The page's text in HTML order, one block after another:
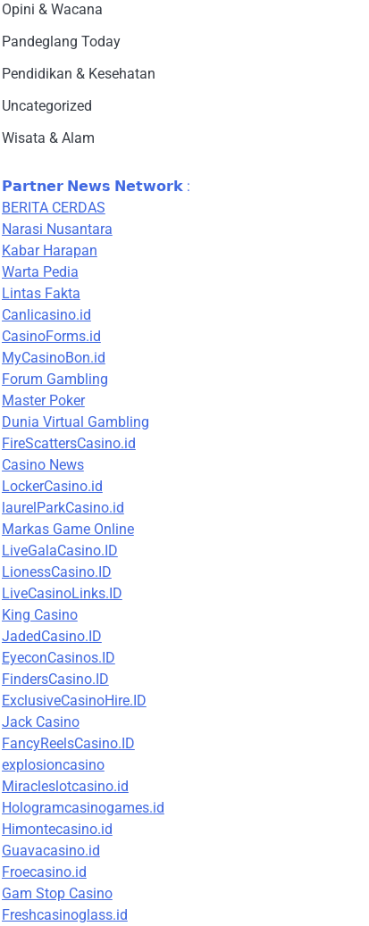
Opini & Wacana
Pandeglang Today
Pendidikan & Kesehatan
Uncategorized
Wisata & Alam
𝗣𝗮𝗿𝘁𝗻𝗲𝗿 𝗡𝗲𝘄𝘀 𝗡𝗲𝘁𝘄𝗼𝗿𝗸 :
BERITA CERDAS
Narasi Nusantara
Kabar Harapan
Warta Pedia
Lintas Fakta
Canlicasino.id
CasinoForms.id
MyCasinoBon.id
Forum Gambling
Master Poker
Dunia Virtual Gambling
FireScattersCasino.id
Casino News
LockerCasino.id
laurelParkCasino.id
Markas Game Online
LiveGalaCasino.ID
LionessCasino.ID
LiveCasinoLinks.ID
King Casino
JadedCasino.ID
EyeconCasinos.ID
FindersCasino.ID
ExclusiveCasinoHire.ID
Jack Casino
FancyReelsCasino.ID
explosioncasino
Miracleslotcasino.id
Hologramcasinogames.id
Himontecasino.id
Guavacasino.id
Froecasino.id
Gam Stop Casino
Freshcasinoglass.id